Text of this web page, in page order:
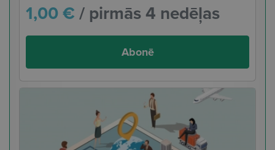
1,00 €/ pirmās 4 nedēļas
Abonē